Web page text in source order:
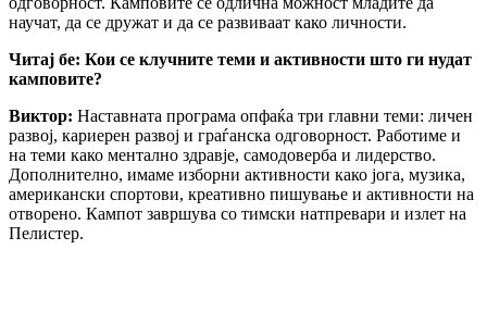
научат, да се дружат и да се развиваат како личности.
Читај бе: Кои се клучните теми и активности што ги нудат
камповите?
Виктор: Наставната програма опфаќа три главни теми: личен
развој, кариерен развој и граѓанска одговорност. Работиме и
на теми како ментално здравје, самодоверба и лидерство.
Дополнително, имаме изборни активности како јога, музика,
американски спортови, креативно пишување и активности на
отворено. Кампот завршува со тимски натпревари и излет на
Пелистер.